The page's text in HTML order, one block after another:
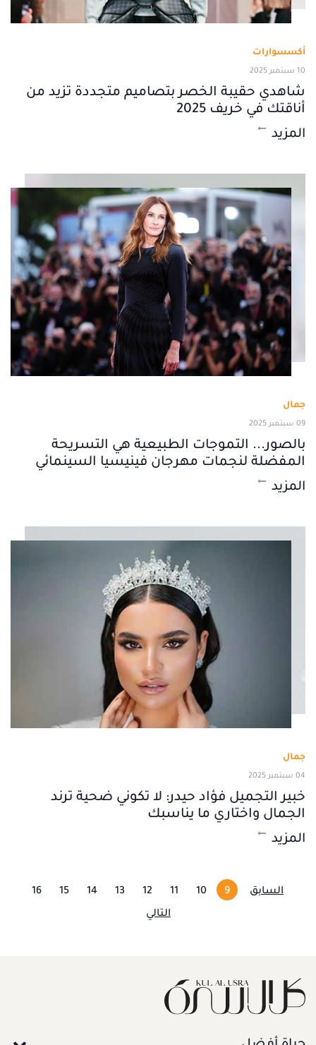
أكسسوارات
10 سبتمبر 2025
شاهدي حقيبة الخصر بتصاميم متجددة تزيد من
أناقتك في خريف 2025
المزيد
جمال
09 سبتمبر 2025
بالصور... التموجات الطبيعية هي التسريحة
المفضلة لنجمات مهرجان فينيسيا السينمائي
المزيد
جمال
04 سبتمبر 2025
خبير التجميل فؤاد حيدر: لا تكوني ضحية ترند
الجمال واختاري ما يناسبك
المزيد
السابق 9
10
11
12
13
14
15
16
التالي